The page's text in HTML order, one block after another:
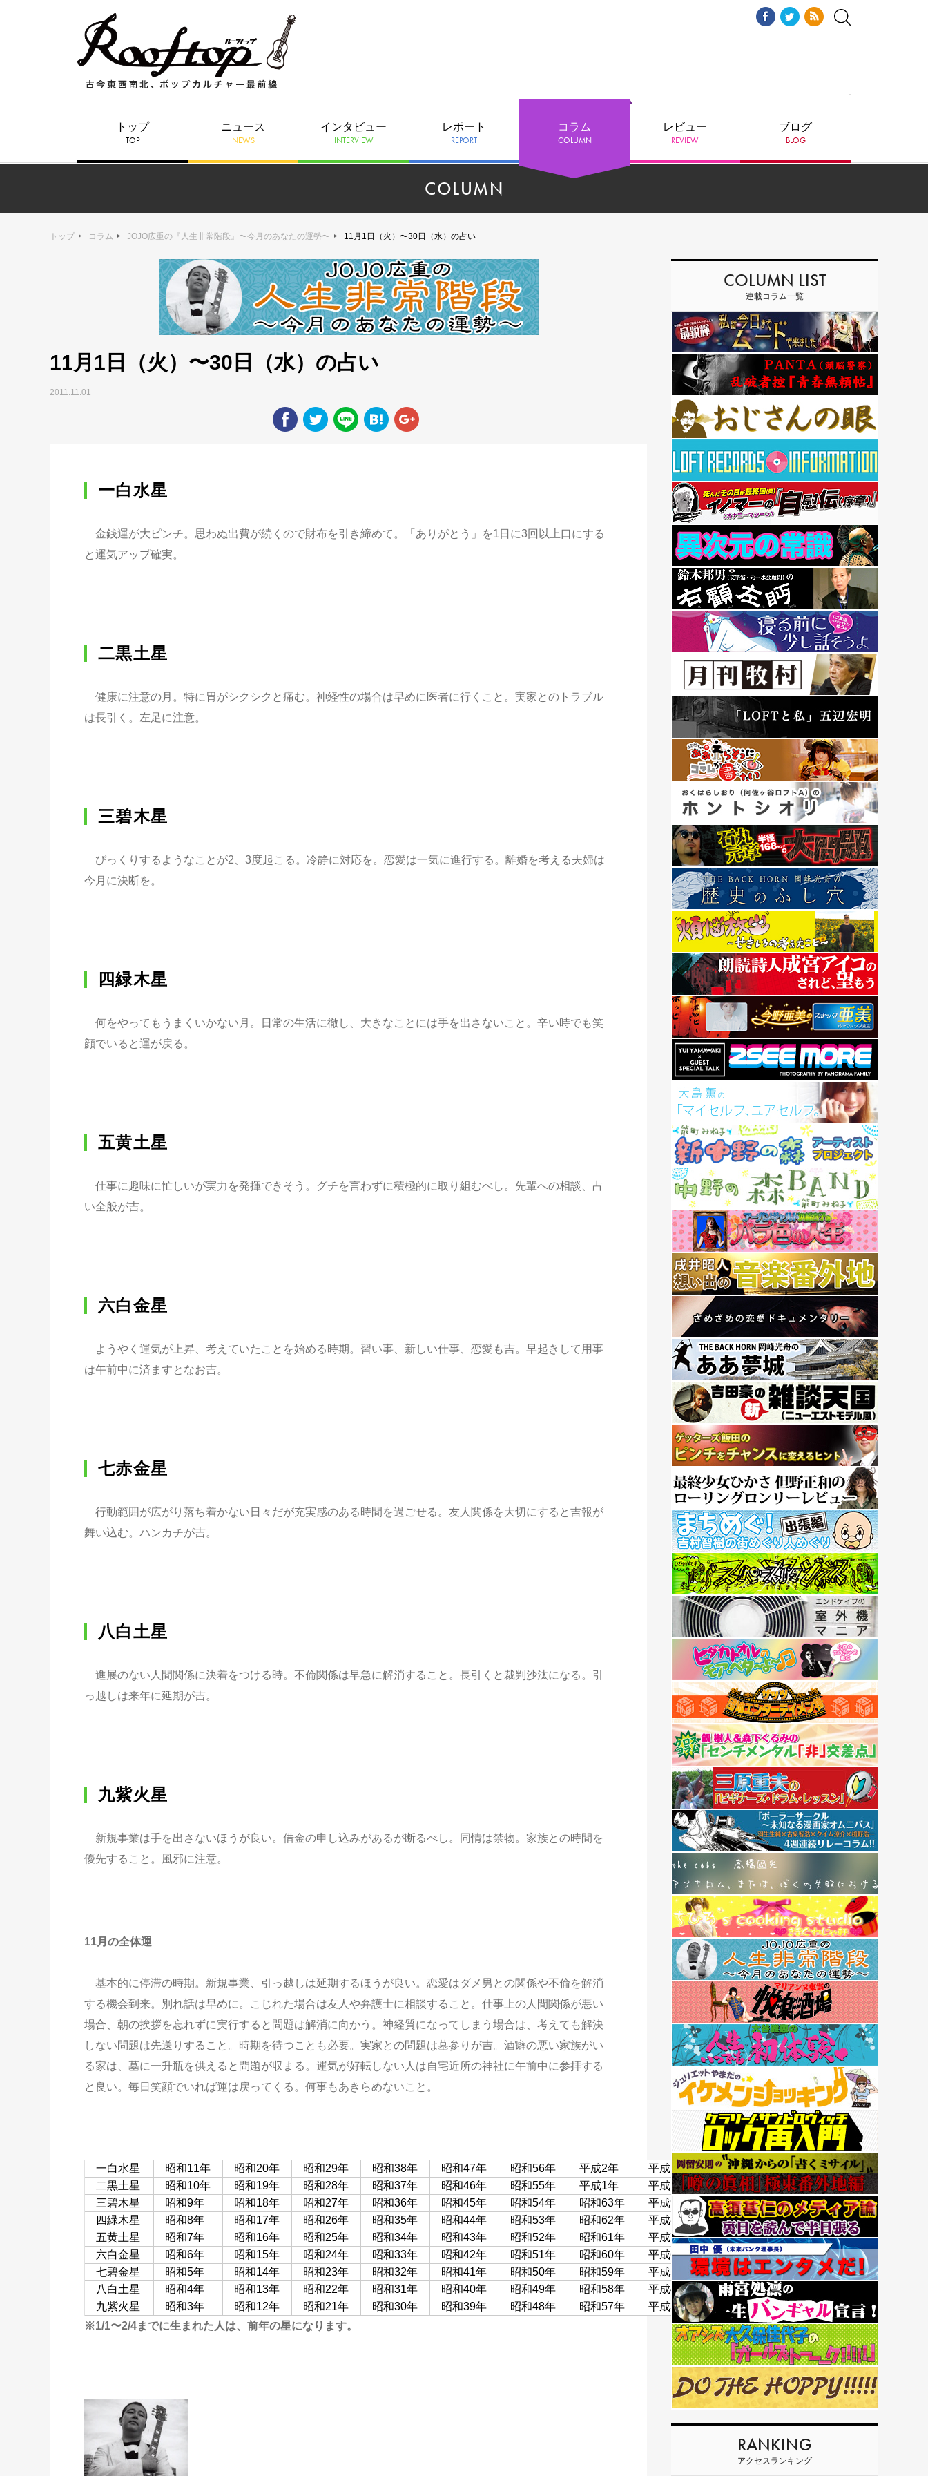
トップ
TOP
ニュース
NEWS
インタビュー
INTERVIEW
レポート
REPORT
コラム
COLUMN
レビュー
REVIEW
ブログ
BLOG
COLUMN
トップ コラム JOJO広重の『人生非常階段』〜今月のあなたの運勢〜 11月1日（火）〜30日（水）の占い
11月1日（火）〜30日（水）の占い
2011.11.01
一白水星
金銭運が大ピンチ。思わぬ出費が続くので財布を引き締めて。「ありがとう」を1日に3回以上口にする
と運気アップ確実。
二黒土星
健康に注意の月。特に胃がシクシクと痛む。神経性の場合は早めに医者に行くこと。実家とのトラブル
は長引く。左足に注意。
三碧木星
びっくりするようなことが2、3度起こる。冷静に対応を。恋愛は一気に進行する。離婚を考える夫婦は
今月に決断を。
四緑木星
何をやってもうまくいかない月。日常の生活に徹し、大きなことには手を出さないこと。辛い時でも笑
顔でいると運が戻る。
五黄土星
仕事に趣味に忙しいが実力を発揮できそう。グチを言わずに積極的に取り組むべし。先輩への相談、占
い全般が吉。
六白金星
ようやく運気が上昇、考えていたことを始める時期。習い事、新しい仕事、恋愛も吉。早起きして用事
は午前中に済ますとなお吉。
七赤金星
行動範囲が広がり落ち着かない日々だが充実感のある時間を過ごせる。友人関係を大切にすると吉報が
舞い込む。ハンカチが吉。
八白土星
進展のない人間関係に決着をつける時。不倫関係は早急に解消すること。長引くと裁判沙汰になる。引
っ越しは来年に延期が吉。
九紫火星
新規事業は手を出さないほうが良い。借金の申し込みがあるが断るべし。同情は禁物。家族との時間を
優先すること。風邪に注意。
11月の全体運
基本的に停滞の時期。新規事業、引っ越しは延期するほうが良い。恋愛はダメ男との関係や不倫を解消
する機会到来。別れ話は早めに。こじれた場合は友人や弁護士に相談すること。仕事上の人間関係が悪い
場合、朝の挨拶を忘れずに実行すると問題は解消に向かう。神経質になってしまう場合は、考えても解決
しない問題は先送りすること。時期を待つことも必要。実家との問題は墓参りが吉。酒癖の悪い家族がい
る家は、墓に一升瓶を供えると問題が収まる。運気が好転しない人は自宅近所の神社に午前中に参拝する
と良い。毎日笑顔でいれば運は戻ってくる。何事もあきらめないこと。
一白水星 昭和11年 昭和20年 昭和29年 昭和38年 昭和47年 昭和56年 平成2年 平成11年
平成23年
二黒土星
昭和10年 昭和19年 昭和28年 昭和37年 昭和46年 昭和55年 平成1年 平成10年
平成19年
三碧木星
昭和9年 昭和18年 昭和27年 昭和36年 昭和45年 昭和54年 昭和63年 平成9年
平成18年
四緑木星
昭和8年 昭和17年 昭和26年 昭和35年 昭和44年 昭和53年 昭和62年 平成8年
平成17年
五黄土星
昭和7年 昭和16年 昭和25年 昭和34年 昭和43年 昭和52年 昭和61年 平成7年
平成16年
六白金星
昭和6年 昭和15年 昭和24年 昭和33年 昭和42年 昭和51年 昭和60年 平成6年
平成15年
七碧金星
昭和5年 昭和14年 昭和23年 昭和32年 昭和41年 昭和50年 昭和59年 平成5年
平成14年
八白土星
昭和4年 昭和13年 昭和22年 昭和31年 昭和40年 昭和49年 昭和58年 平成4年
平成13年
九紫火星
昭和3年 昭和12年 昭和21年 昭和30年 昭和39年 昭和48年 昭和57年 平成3年
平成12年
※1/1〜2/4までに生まれた人は、前年の星になります。
COLUMN LIST
連載コラム一覧
RANKING
アクセスランキング